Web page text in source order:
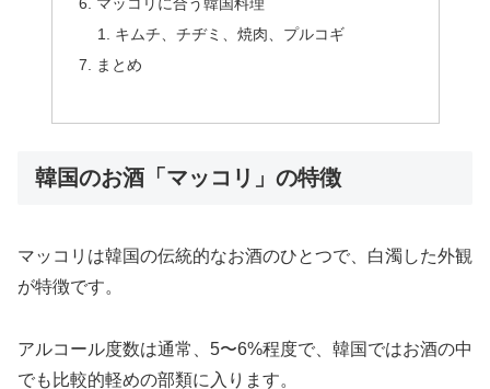
キムチ、チヂミ、焼肉、プルコギ
まとめ
韓国のお酒「マッコリ」の特徴
マッコリは韓国の伝統的なお酒のひとつで、白濁した外観
が特徴です。
アルコール度数は通常、5〜6%程度で、韓国ではお酒の中
でも比較的軽めの部類に入ります。